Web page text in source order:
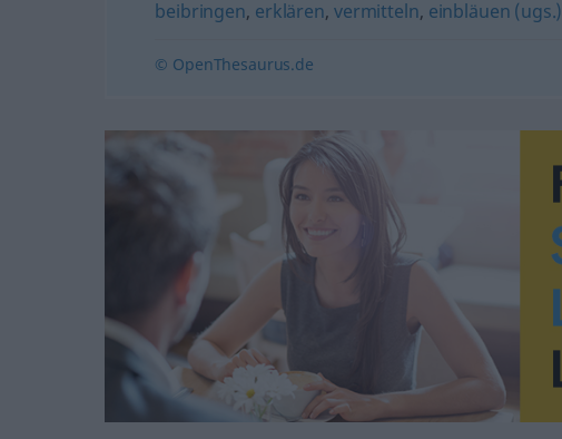
beibringen, erklären,vermitteln, einbläuen (ugs.)
© OpenThesaurus.de